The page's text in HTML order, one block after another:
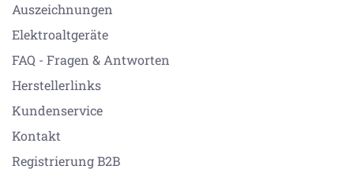
Auszeichnungen
Elektroaltgeräte
FAQ - Fragen & Antworten
Herstellerlinks
Kundenservice
Kontakt
Registrierung B2B